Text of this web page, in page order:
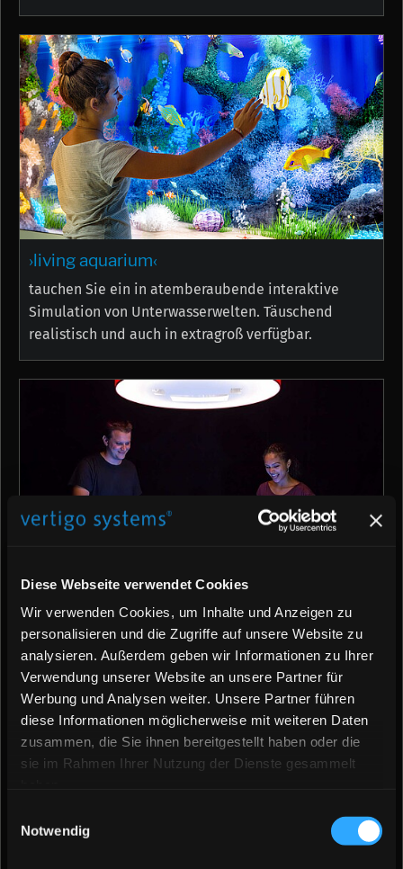
Diese Webseite verwendet Cookies
Wir verwenden Cookies, um Inhalte und Anzeigen zu
personalisieren und die Zugriffe auf unsere Website zu
analysieren. Außerdem geben wir Informationen zu Ihrer
Verwendung unserer Website an unsere Partner für
Werbung und Analysen weiter. Unsere Partner führen
diese Informationen möglicherweise mit weiteren Daten
zusammen, die Sie ihnen bereitgestellt haben oder die
sie im Rahmen Ihrer Nutzung der Dienste gesammelt
Notwendig
›living aquarium‹
tauchen Sie ein in atemberaubende interaktive
Simulation von Unterwasserwelten. Täuschend
realistisch und auch in extragroß verfügbar.
›pepinoXL‹
die formschöne Hängeleuchte zaubert interaktive
Spielideen auf jede Tischfläche.
›save the sea‹ - Sammle den Plastikmüll aus
dem Ozean!
neue Schmetterlingswelt für ›paint2life‹ ist
da!
charlie's playground: spielspaß garantiert!
InterActivator